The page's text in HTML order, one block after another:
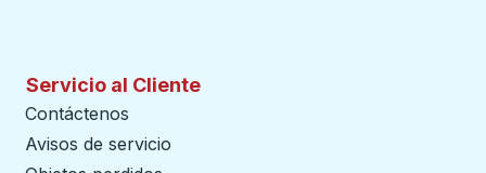
Servicio al Cliente
Contáctenos
Avisos de servicio